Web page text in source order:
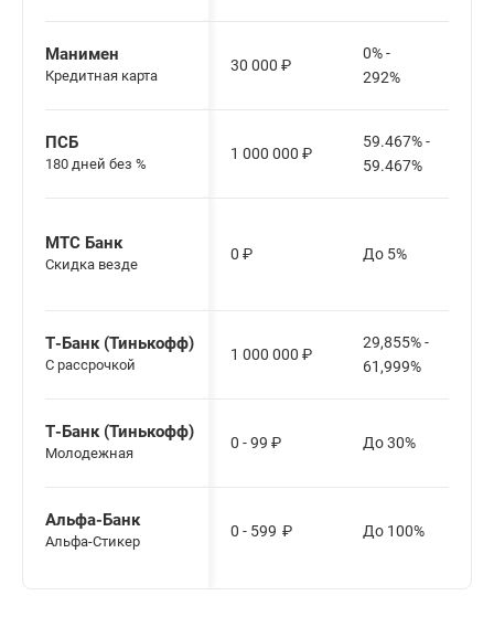
Манимен
Кредитная карта
30 000 ₽
0% -
292%
ПСБ
180 дней без %
1 000 000 ₽
59.467% -
59.467%
МТС Банк
Скидка везде
0 ₽ До 5%
Т-Банк (Тинькофф)
С рассрочкой
1 000 000 ₽
29,855% -
61,999%
Т-Банк (Тинькофф)
Молодежная
0 - 99 ₽ До 30%
Альфа-Банк
Альфа-Стикер
0 - 599 ₽ До 100%